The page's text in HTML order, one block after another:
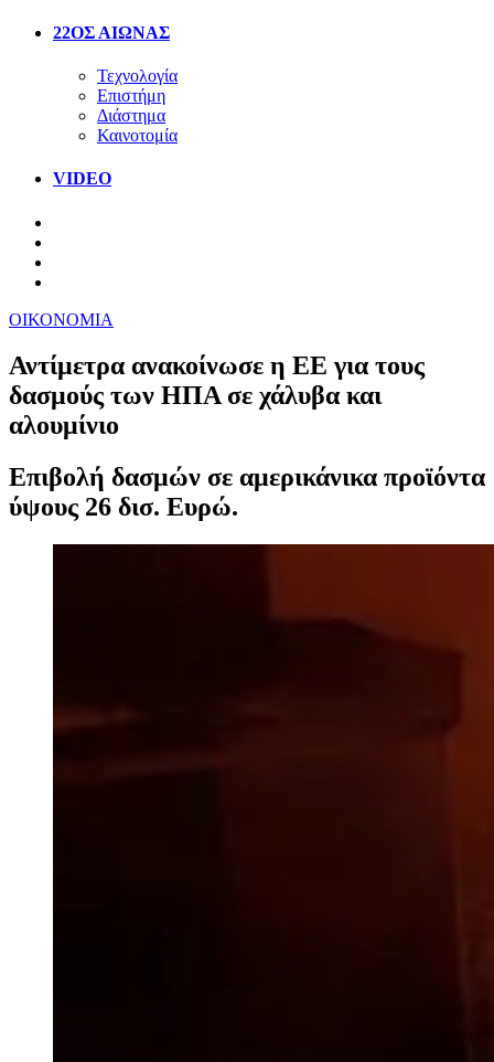
22ΟΣ ΑΙΩΝΑΣ
Τεχνολογία
Επιστήμη
Διάστημα
Καινοτομία
VIDEO
ΟΙΚΟΝΟΜΙΑ
Αντίμετρα ανακοίνωσε η ΕΕ για τους
δασμούς των ΗΠΑ σε χάλυβα και
αλουμίνιο
Επιβολή δασμών σε αμερικάνικα προϊόντα
ύψους 26 δισ. Ευρώ.